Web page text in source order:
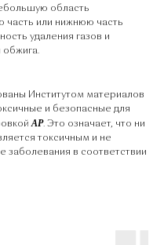
область
часть или нижнюю часть
удаления газов и
обжига.
Институтом материалов
и безопасные для
AP. Это означает, что ни
токсичным и не
заболевания в соответствии